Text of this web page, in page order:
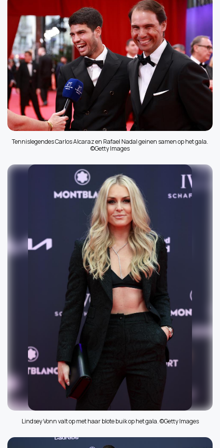
Tennislegendes Carlos Alcaraz en Rafael Nadal geinen samen op het gala.
©Getty Images
Lindsey Vonn valt op met haar blote buik op het gala. ©Getty Images